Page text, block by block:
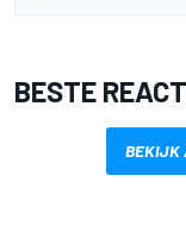
BESTE
BEKIJK